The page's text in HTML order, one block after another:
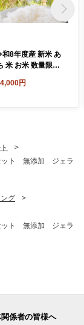
8年度産 新米 あ
米 お米 数量限定
白米 弁当 こめ
円
ット 無添加 ジェラ
グ
ット 無添加 ジェラ
係者の皆様へ